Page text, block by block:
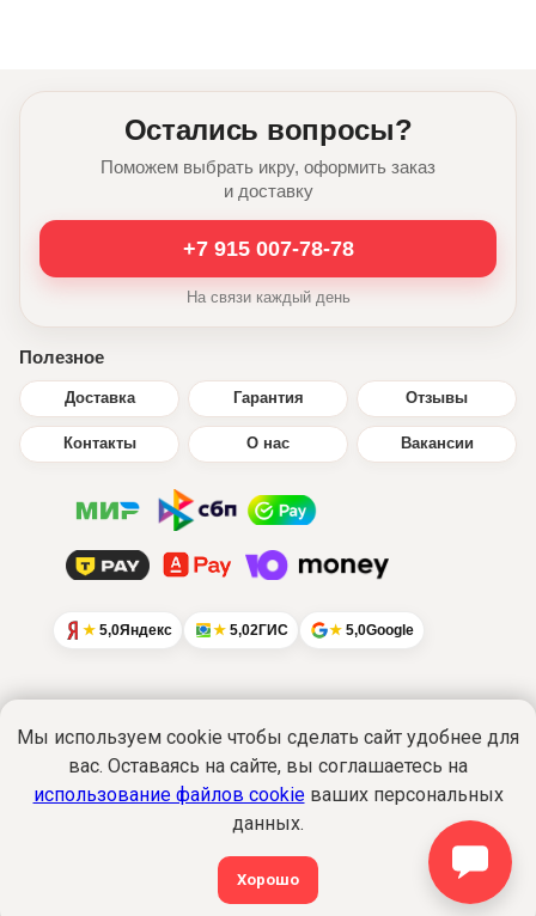
Остались вопросы?
Поможем выбрать икру, оформить заказ
и доставку
+7 915 007-78-78
На связи каждый день
Полезное
Доставка Гарантия Отзывы
Контакты О нас Вакансии
5,0Яндекс 5,02ГИС 5,0Google
Интернет-сайтwww.ikratut.ruносит
исключительно информационный характер
и не является публичной офертой...
Подробнее
Политика обработки персональных данных
©2015-2026 Все права защищены. ИкраТуТ!
®
shop@ikratut.ru
Мы используем cookie чтобы сделать сайт удобнее для
вас. Оставаясь на сайте, вы соглашаетесь на
использование файлов cookieваших персональных
данных.
Хорошо